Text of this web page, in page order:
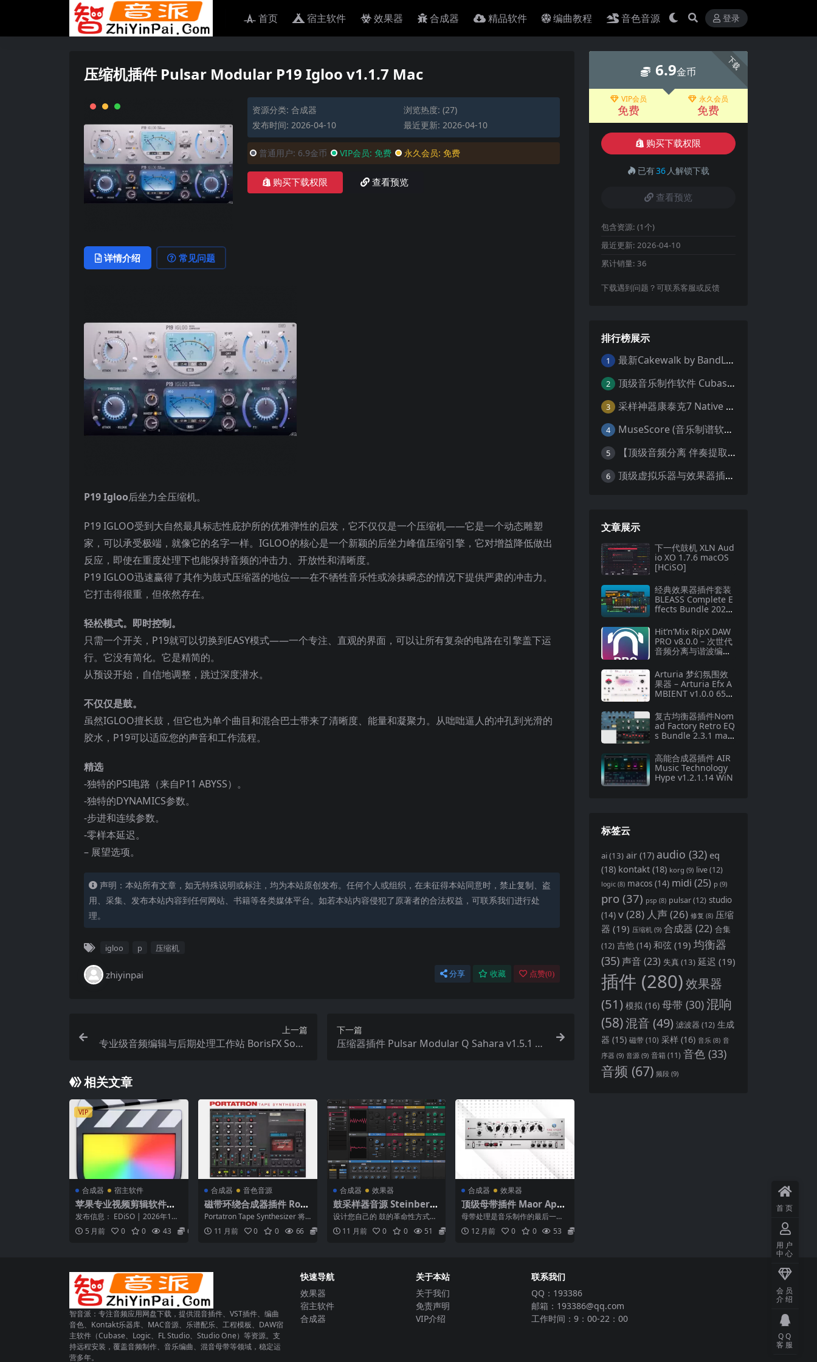
首页 宿主软件 效果器 合成器 精品软件 编曲教程 音色音源 登录
压缩机插件 Pulsar Modular P19 Igloo v1.1.7 Mac
资源分类: 合成器
浏览热度: (27)
发布时间: 2026-04-10
最近更新: 2026-04-10
普通用户: 6.9金币 VIP会员: 免费 永久会员: 免费
购买下载权限 查看预览
详情介绍 常见问题
P19 Igloo后坐力全压缩机。
P19 IGLOO受到大自然最具标志性庇护所的优雅弹性的启发，它不仅仅是一个压缩机——它是一个动态雕塑
家，可以承受极端，就像它的名字一样。IGLOO的核心是一个新颖的后坐力峰值压缩引擎，它对增益降低做出
反应，即使在重度处理下也能保持音频的冲击力、开放性和清晰度。
P19 IGLOO迅速赢得了其作为鼓式压缩器的地位——在不牺牲音乐性或涂抹瞬态的情况下提供严肃的冲击力。
它打击得很重，但依然存在。
轻松模式。即时控制。
只需一个开关，P19就可以切换到EASY模式——一个专注、直观的界面，可以让所有复杂的电路在引擎盖下运
行。它没有简化。它是精简的。
从预设开始，自信地调整，跳过深度潜水。
不仅仅是鼓。
虽然IGLOO擅长鼓，但它也为单个曲目和混合巴士带来了清晰度、能量和凝聚力。从咄咄逼人的冲孔到光滑的
胶水，P19可以适应您的声音和工作流程。
精选
-独特的PSI电路（来自P11 ABYSS）。
-独特的DYNAMICS参数。
-步进和连续参数。
-零样本延迟。
– 展望选项。
声明：本站所有文章，如无特殊说明或标注，均为本站原创发布。任何个人或组织，在未征得本站同意时，禁止复制、盗
用、采集、发布本站内容到任何网站、书籍等各类媒体平台。如若本站内容侵犯了原著者的合法权益，可联系我们进行处
理。
igloo p 压缩机
zhiyinpai 分享 收藏 点赞(0)
上一篇
专业级音频编辑与后期处理工作站 BorisFX Soun
下一篇
压缩器插件 Pulsar Modular Q Sahara v1.5.1 M
相关文章
VIP
合成器 宿主软件
苹果专业视频剪辑软件最
新版 – Apple Final Cut
Pro v12.0 macOS
发布信息： EDiSO | 2026年1月
29日 平台： macOS (Appl...
5 月前 0 0 43 6.9
合成器 音色音源
磁带环绕合成器插件 Rob
otic Bean Portatron v
1.5.1 [WiN macOS]
Portatron Tape Synthesizer 将
经典四轨磁带录音机的独特...
11 月前 0 0 66
合成器 效果器
鼓采样器音源 Steinberg
BackBone v1.6.10
设计您自己的 鼓的革命性方式Ba
ckbone 是您新的、创新的鼓设计
器，用于单脚...
11 月前 0 0 51
合成器 效果器
顶级母带插件 Maor App
elbaum Mastering & H
endyamps THE OVEN v
1.2.0
母带处理是音乐制作的最后一
步，直接决定作品的最终音质。P
lugin Allian...
12 月前 0 0 53
下载
6.9金币
VIP会员
免费
永久会员
免费
购买下载权限
已有36 人解锁下载
查看预览
包含资源: (1个)
最近更新: 2026-04-10
累计销量: 36
下载遇到问题？可联系客服或反馈
排行榜展示
1 最新Cakewalk by BandLab v31.02.0.049（原SONAR白金版）中文版/安装方法（Win）
2 顶级音乐制作软件 Cubase Pro 13 v13.0.55 WIN MAC 破解版下载含全套80G音色库 附安装教程
3 采样神器康泰克7 Native Instruments Kontakt 7 v7.10.9 WiN MAC 便携版 MAC含批量入库工具 NICNT文件制作工具 非标准音色库入库
4 MuseScore (音乐制谱软件) v4.4.2 中文版 WiN MAC
5 【顶级音频分离 伴奏提取软件】Hit’n’Mix RipX DeepAudio v7.5.1 WIN MAC
6 顶级虚拟乐器与效果器插件合集（R2R 版本）AIR Music Technology
文章展示
下一代鼓机 XLN Aud
io XO 1.7.6 macOS
[HCiSO]
经典效果器插件套装
BLEASS Complete E
ffects Bundle 2025.
Hit’n’Mix RipX DAW
PRO v8.0.0 – 次世代
音频分离与谐波编辑
Arturia 梦幻氛围效
果器 – Arturia Efx A
MBIENT v1.0.0 6577
复古均衡器插件Nom
ad Factory Retro EQ
s Bundle 2.3.1 mac
高能合成器插件 AIR
Music Technology
Hype v1.2.1.14 WiN
标签云
ai(13) air (17) audio (32) eq
(18) kontakt (18) korg (9) live(12)
logic (8) macos (14) midi (25) p (9)
pro (37) psp (8) pulsar(12) studio
(14) v(28) 人声(26) 修复 (8) 压缩
器 (19) 压缩机 (9) 合成器 (22) 合集
(12) 吉他 (14) 和弦 (19) 均衡器
(35) 声音(23) 失真(13) 延迟 (19)
插件 (280)效果器
(51) 模拟 (16) 母带 (30)混响
(58)混音 (49) 滤波器 (12) 生成
器 (15) 磁带(10) 采样 (16) 音乐 (8) 音
序器 (9) 音源 (9) 音箱 (11) 音色 (33)
音频 (67) 频段 (9)
智音派：专注音频应用网盘下载，提供混音插件、VST插件、编曲
音色、Kontakt乐器库、MAC音源、乐谱配乐、工程模板、DAW宿
主软件（Cubase、Logic、FL Studio、Studio One）等资源。支
持远程安装，覆盖音频制作、音乐编曲、混音母带等领域，稳定运
营多年。
快速导航
效果器
宿主软件
合成器
关于本站
关于我们
免责声明
VIP介绍
联系我们
QQ：193386
邮箱：193386@qq.com
工作时间：9：00-22：00
首页
用户
中心
会员
介绍
QQ
客服